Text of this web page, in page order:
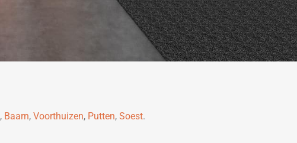
, Baarn, Voorthuizen, Putten, Soest.